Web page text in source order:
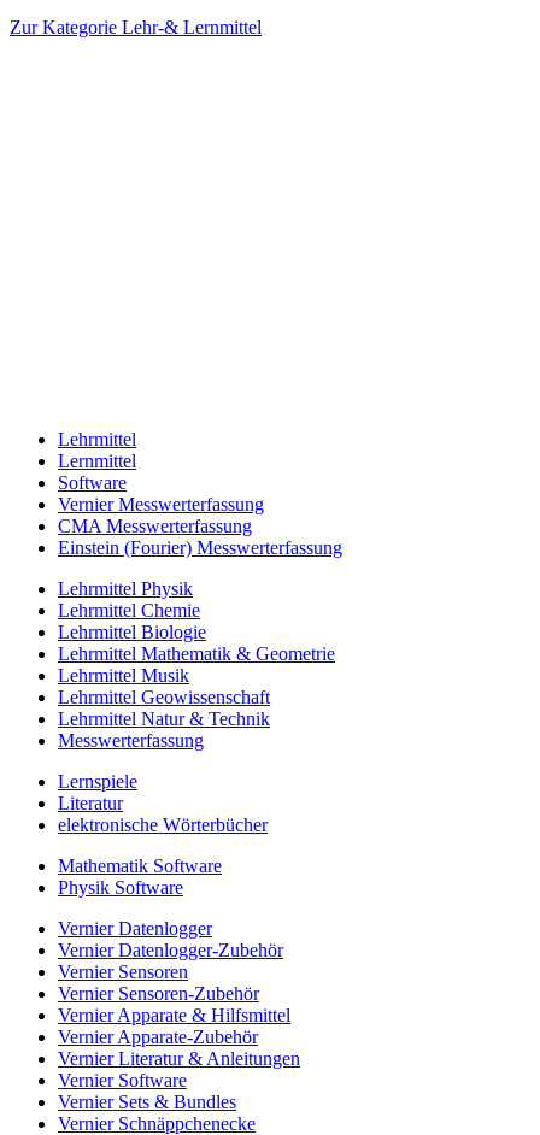
Zur Kategorie Lehr-& Lernmittel
Lehrmittel
Lernmittel
Software
Vernier Messwerterfassung
CMA Messwerterfassung
Einstein (Fourier) Messwerterfassung
Lehrmittel Physik
Lehrmittel Chemie
Lehrmittel Biologie
Lehrmittel Mathematik & Geometrie
Lehrmittel Musik
Lehrmittel Geowissenschaft
Lehrmittel Natur & Technik
Messwerterfassung
Lernspiele
Literatur
elektronische Wörterbücher
Mathematik Software
Physik Software
Vernier Datenlogger
Vernier Datenlogger-Zubehör
Vernier Sensoren
Vernier Sensoren-Zubehör
Vernier Apparate & Hilfsmittel
Vernier Apparate-Zubehör
Vernier Literatur & Anleitungen
Vernier Software
Vernier Sets & Bundles
Vernier Schnäppchenecke